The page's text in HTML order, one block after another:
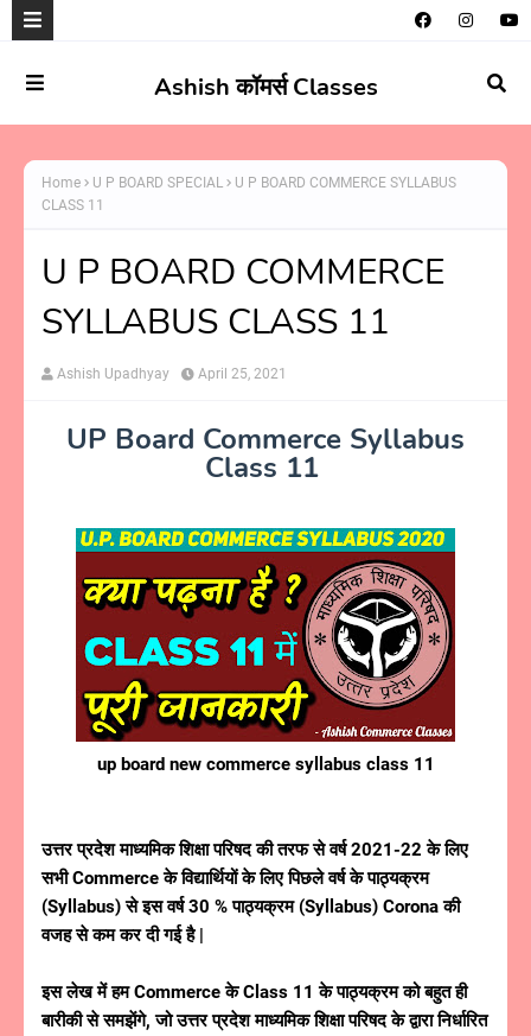
Ashish कॉमर्स Classes
Home U P BOARD SPECIAL
U P BOARD COMMERCE SYLLABUS
CLASS 11
U P BOARD COMMERCE
SYLLABUS CLASS 11
Ashish Upadhyay April 25, 2021
UP Board Commerce Syllabus
Class 11
up board new commerce syllabus class 11
उत्तर प्रदेश माध्यमिक शिक्षा परिषद की तरफ से वर्ष 2021-22 के लिए
सभी Commerce के विद्यार्थियों के लिए पिछले वर्ष के पाठ्यक्रम
(Syllabus) से इस वर्ष 30 % पाठ्यक्रम (Syllabus) Corona की
वजह से कम कर दी गई है |
इस लेख में हम Commerce के Class 11 के पाठ्यक्रम को बहुत ही
बारीकी से समझेंगे, जो उत्तर प्रदेश माध्यमिक शिक्षा परिषद के द्वारा निर्धारित